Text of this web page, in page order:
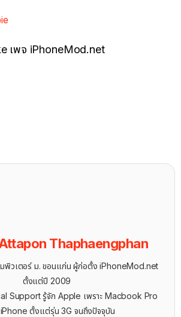
เพจ iPhoneMod.net
Thaphaengphan
มพิวเตอร์ ม. ขอนแก่น ผู้ก่อตั้ง iPhoneMod.net
ตั้งแต่ปี 2009
Support รู้จัก ​Apple เพราะ Macbook Pro
iPhone ตั้งแต่รุ่น 3G จนถึงปัจจุบัน